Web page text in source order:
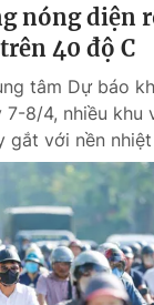
nóng diện
40 độ C
tâm Dự báo
7-8/4, nhiều khu
gắt với nền